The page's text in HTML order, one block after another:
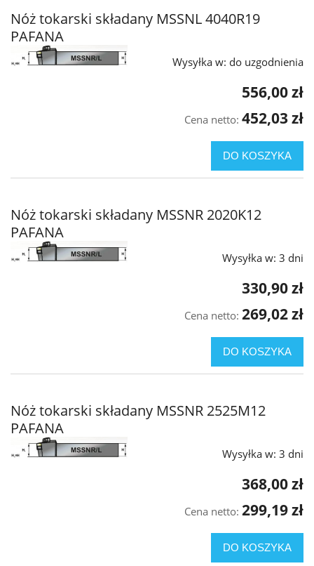
Nóż tokarski składany MSSNL 4040R19
PAFANA
Wysyłka w: do uzgodnienia
556,00 zł
Cena netto: 452,03 zł
DO KOSZYKA
Nóż tokarski składany MSSNR 2020K12
PAFANA
Wysyłka w: 3 dni
330,90 zł
Cena netto: 269,02 zł
DO KOSZYKA
Nóż tokarski składany MSSNR 2525M12
PAFANA
Wysyłka w: 3 dni
368,00 zł
Cena netto: 299,19 zł
DO KOSZYKA